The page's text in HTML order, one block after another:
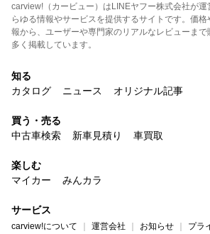
carview!（カービュー）はLINEヤフー株式会社が運
らゆる情報やサービスを提供するサイトです。価
報から、ユーザーや専門家のリアルなレビューま
多く掲載しています。
知る
カタログ
ニュース オリジナル記事
買う・売る
中古車検索
新車見積り 車買取
楽しむ
マイカー
みんカラ
サービス
carview!について 運営会社 お知らせ プラ